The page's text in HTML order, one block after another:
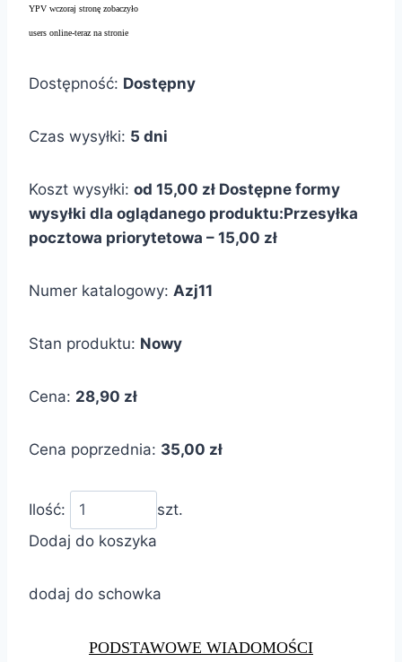
YPV wczoraj stronę zobaczyło
users online-teraz na stronie
Dostępność: Dostępny
Czas wysyłki: 5 dni
Koszt wysyłki: od 15,00 zł Dostępne formy
wysyłki dla oglądanego produktu:Przesyłka
pocztowa priorytetowa – 15,00 zł
Numer katalogowy: Azj11
Stan produktu: Nowy
Cena: 28,90 zł
Cena poprzednia: 35,00 zł
Ilość:
szt.
Dodaj do koszyka
dodaj do schowka
PODSTAWOWE WIADOMOŚCI